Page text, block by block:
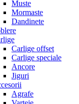
Muste
Mormaste
Dandinete
Carlige offset
Carlige speciale
Ancore
Jiguri
Agrafe